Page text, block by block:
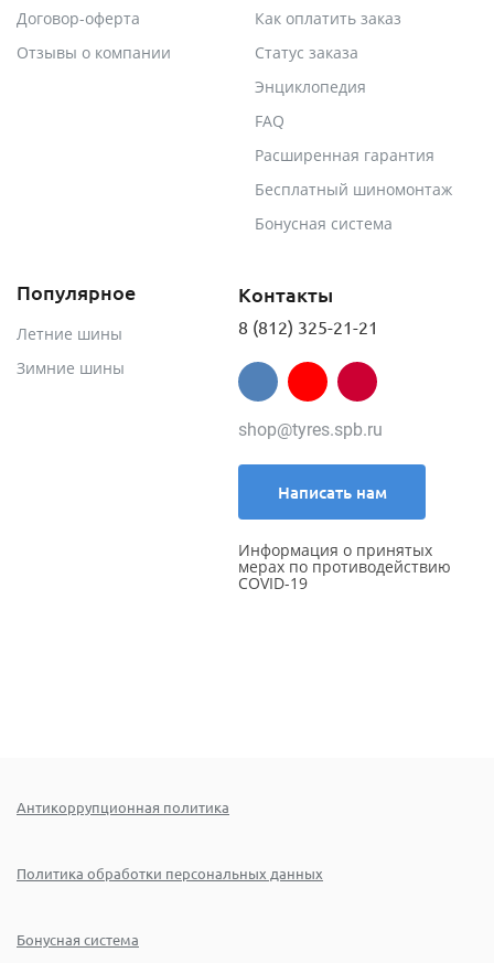
Договор-оферта
Отзывы о компании
Как оплатить заказ
Статус заказа
Энциклопедия
FAQ
Расширенная гарантия
Бесплатный шиномонтаж
Бонусная система
Популярное
Летние шины
Зимние шины
Контакты
8 (812) 325-21-21
shop@tyres.spb.ru
Написать нам
Информация о принятых
мерах по противодействию
COVID-19
Антикоррупционная политика
Политика обработки персональных данных
Бонусная система